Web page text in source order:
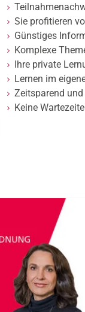
Sie profitieren
Günstiges
Komplexe
Ihre private
Lernen im
Zeitsparend
Keine